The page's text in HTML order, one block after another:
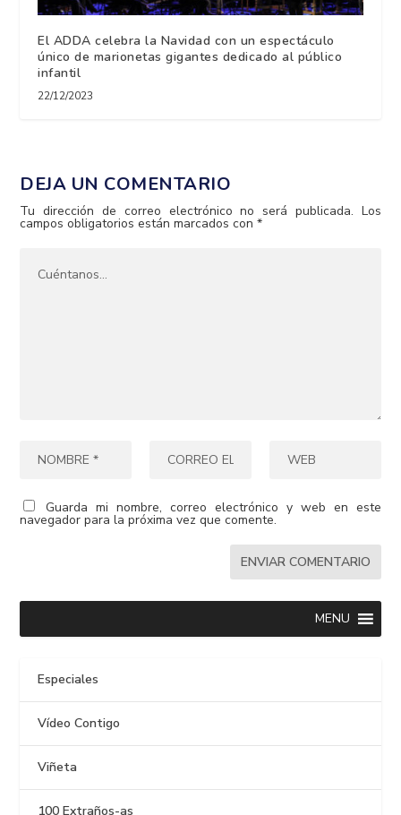
El ADDA celebra la Navidad con un espectáculo
único de marionetas gigantes dedicado al público
infantil
22/12/2023
DEJA UN COMENTARIO
Tu dirección de correo electrónico no será publicada. Los
campos obligatorios están marcados con*
Guarda mi nombre, correo electrónico y web en este
navegador para la próxima vez que comente.
MENU
Especiales
Vídeo Contigo
Viñeta
100 Extraños-as